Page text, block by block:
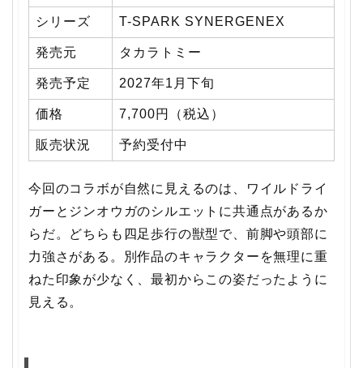
シリーズ T-SPARK SYNERGENEX
発売元 タカラトミー
発売予定 2027年1月下旬
価格 7,700円（税込）
販売状況 予約受付中
今回のコラボが自然に見えるのは、ワイルドライ
ガーとジンオウガのシルエットに共通点があるか
らだ。どちらも四足歩行の獣型で、前脚や頭部に
力強さがある。別作品のキャラクターを無理に重
ねた印象が少なく、最初からこの姿だったように
見える。